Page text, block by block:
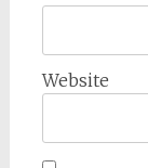
Website